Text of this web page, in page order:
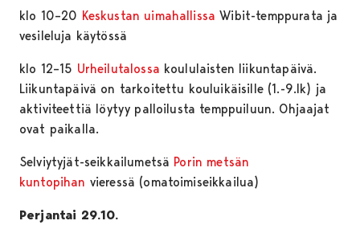
klo 10–20 Keskustan uimahallissa Wibit-temppurata ja
vesileluja käytössä
klo 12–15 Urheilutalossa koululaisten liikuntapäivä.
Liikuntapäivä on tarkoitettu kouluikäisille (1.-9.lk) ja
aktiviteettiä löytyy palloilusta temppuiluun. Ohjaajat
ovat paikalla.
Selviytyjät-seikkailumetsä Porin metsän
kuntopihan vieressä (omatoimiseikkailua)
Perjantai 29.10.